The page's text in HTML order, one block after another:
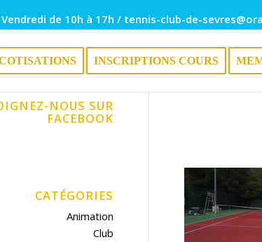
de 10h à 17h / tennis-club-de-
INSCRIPTIONS COURS
NOUS SUR
FACEBOOK
CATÉGORIES
Animation
Club